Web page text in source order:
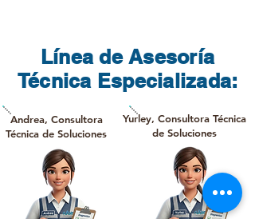
Línea de Asesoría
Técnica Especializada:
Andrea, Consultora
Técnica de Soluciones
Yurley, Consultora Técnica
de Soluciones